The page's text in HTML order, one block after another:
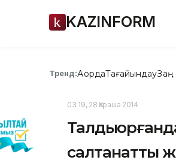
KAZINFORM
Тренд:АқордаТағайындауЗаң
03:19, 28 Қараша 2014
салтанатты